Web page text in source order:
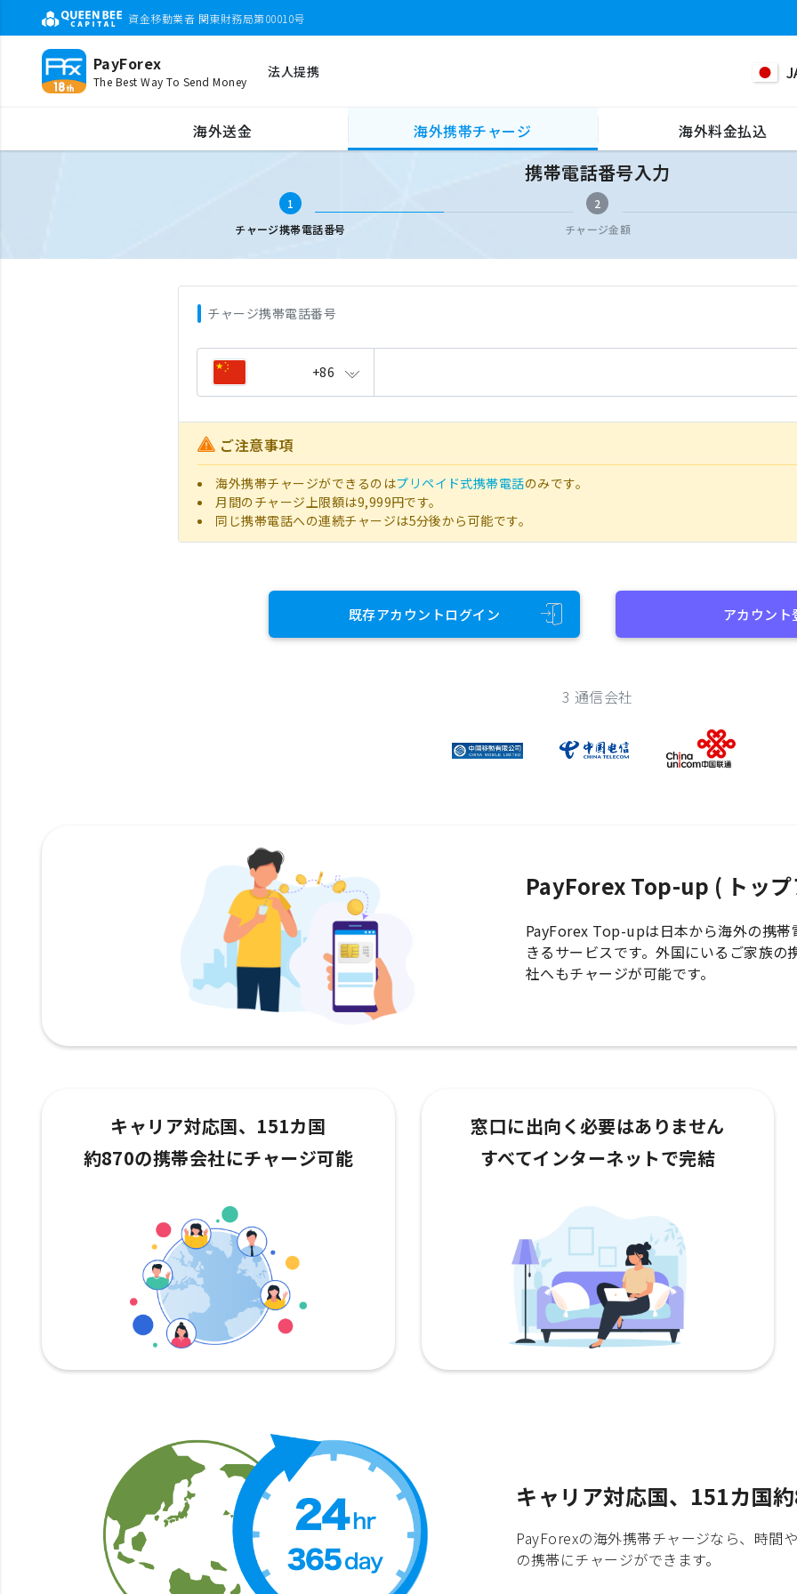
資金移動業者 関東財務局第00010号
PayForex
The Best Way To Send Money
法人提携
海外送金 海外携帯チャージ 海外料金払込
携帯電話番号入力
携帯電話番号入力
1
チャージ携帯電話番号
2
チャージ金額
チャージ携帯電話番号
+86
ご注意事項
海外携帯チャージができるのはプリペイド式携帯電話のみです。
月間のチャージ上限額は9,999円です。
同じ携帯電話への連続チャージは5分後から可能です。
既存アカウントログイン アカウント
3 通信会社
PayForex Top-up ( トッ
PayForex Top-upは日本から海外の携
きるサービスです。外国にいるご家族
社へもチャージが可能です。
キャリア対応国、151カ国
約870の携帯会社にチャージ可能
窓口に出向く必要はありません
すべてインターネットで完結
キャリア対応国、151カ国
PayForexの海外携帯チャージなら、時間
の携帯にチャージができます。